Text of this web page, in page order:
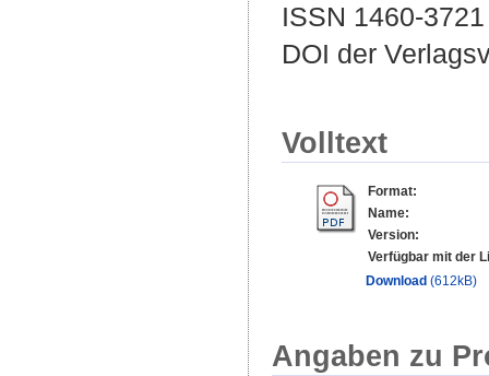
ISSN 1460-3721
DOI der
Volltext
Format:
Name:
Version:
Verfügbar mit der
Download (612kB)
Angaben zu